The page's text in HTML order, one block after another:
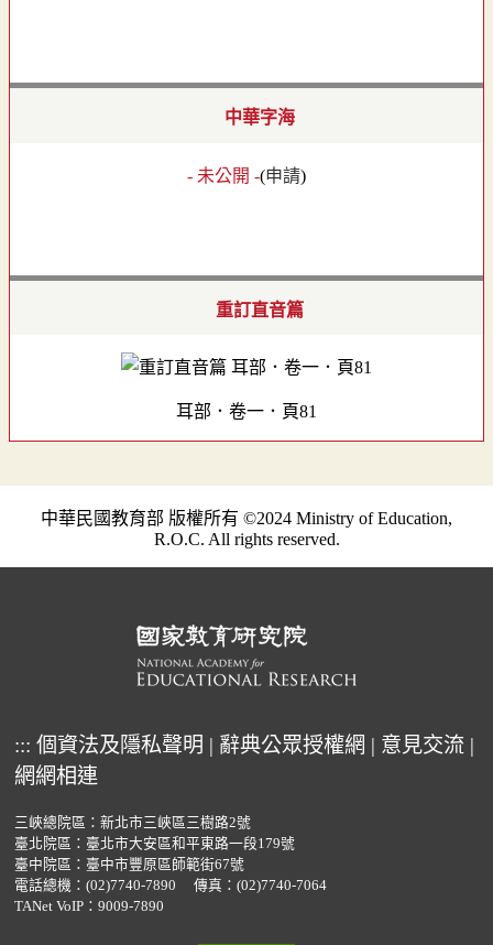
中華字海
- 未公開 -(申請)
重訂直音篇
耳部．卷一．頁81
中華民國教育部 版權所有 ©2024 Ministry of Education,
R.O.C. All rights reserved.
::: 個資法及隱私聲明 | 辭典公眾授權網 | 意見交流 |
網網相連
三峽總院區：新北市三峽區三樹路2號
臺北院區：臺北市大安區和平東路一段179號
臺中院區：臺中市豐原區師範街67號
電話總機： (02)7740-7890
傳真：(02)7740-7064
TANet VoIP：9009-7890